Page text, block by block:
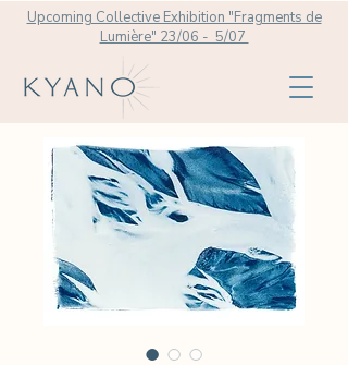
Upcoming Collective Exhibition "Fragments de
Lumière" 23/06 - 5/07